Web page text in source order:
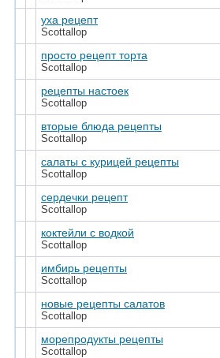
уха рецепт
Scottallop
просто рецепт торта
Scottallop
рецепты настоек
Scottallop
вторые блюда рецепты
Scottallop
салаты с курицей рецепты
Scottallop
сердечки рецепт
Scottallop
коктейли с водкой
Scottallop
имбирь рецепты
Scottallop
новые рецепты салатов
Scottallop
морепродукты рецепты
Scottallop